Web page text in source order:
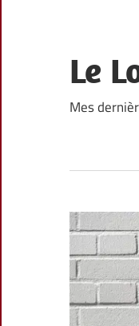
content
Le
Mes